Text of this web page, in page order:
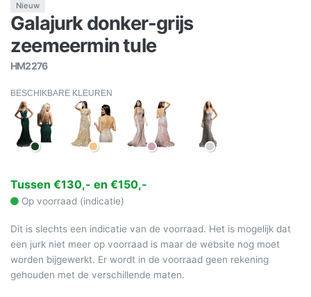
Nieuw
Galajurk donker-grijs
zeemeermin tule
HM2276
BESCHIKBARE KLEUREN
Tussen €130,- en €150,-
Op voorraad (indicatie)
Dit is slechts een indicatie van de voorraad. Het is mogelijk dat
een jurk niet meer op voorraad is maar de website nog moet
worden bijgewerkt. Er wordt in de voorraad geen rekening
gehouden met de verschillende maten.